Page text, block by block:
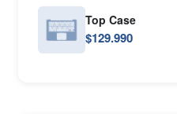
Top Case
$129.990